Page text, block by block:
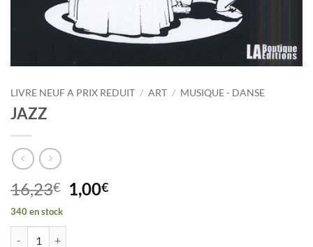
LIVRE NEUF A PRIX REDUIT / ART / MUSIQUE - DANSE
JAZZ
16,23€
Le
prix
1,00€Le
340 en stock